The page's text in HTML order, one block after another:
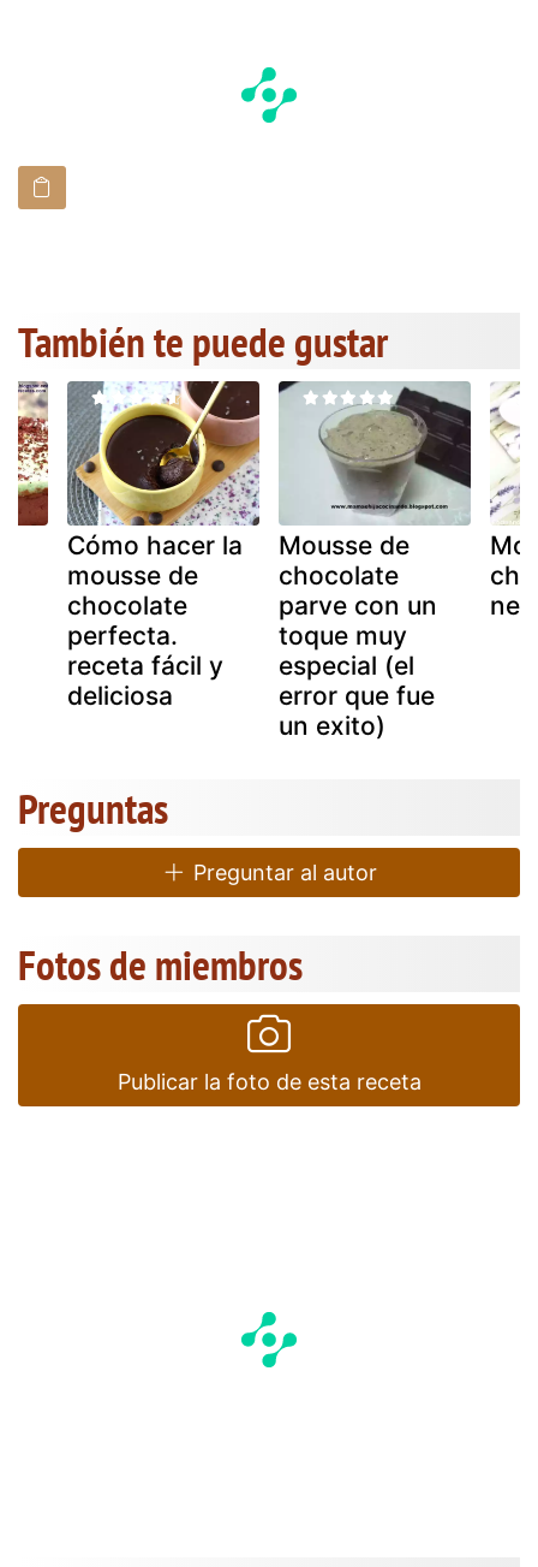
También te puede gustar
Cómo hacer la
mousse de
chocolate
perfecta.
receta fácil y
deliciosa
Mousse de
chocolate
parve con un
toque muy
especial (el
error que fue
un exito)
Preguntas
Preguntar al autor
Fotos de miembros
Publicar la foto de esta receta